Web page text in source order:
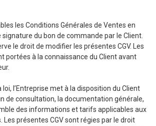
les Conditions Générales de Ventes en
du bon de commande par le Client.
le droit de modifier les présentes CGV. Les
portées à la connaissance du Client avant
l’Entreprise met à la disposition du Client
de consultation, la documentation générale,
des informations et tarifs applicables aux
Les présentes CGV sont régies par le droit